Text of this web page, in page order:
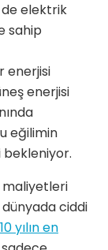
de elektrik
sahip
enerjisi
enerjisi
eğilimin
bekleniyor.
maliyetleri
ciddi
yılın en